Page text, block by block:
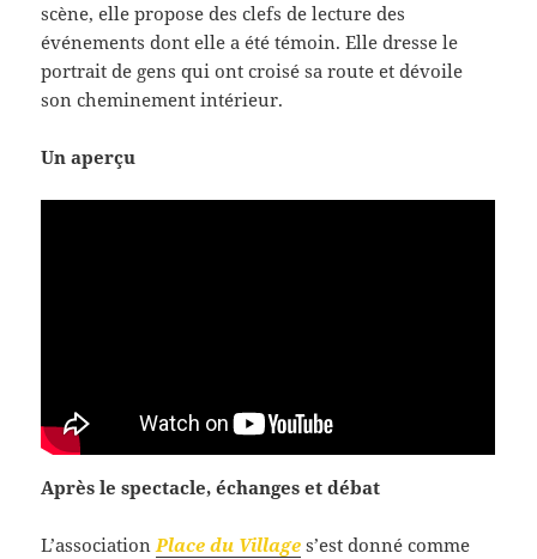
scène, elle propose des clefs de lecture des
événements dont elle a été témoin. Elle dresse le
portrait de gens qui ont croisé sa route et dévoile
son cheminement intérieur.
Un aperçu
Après le spectacle, échanges et débat
L’associationPlace du Village s’est donné comme